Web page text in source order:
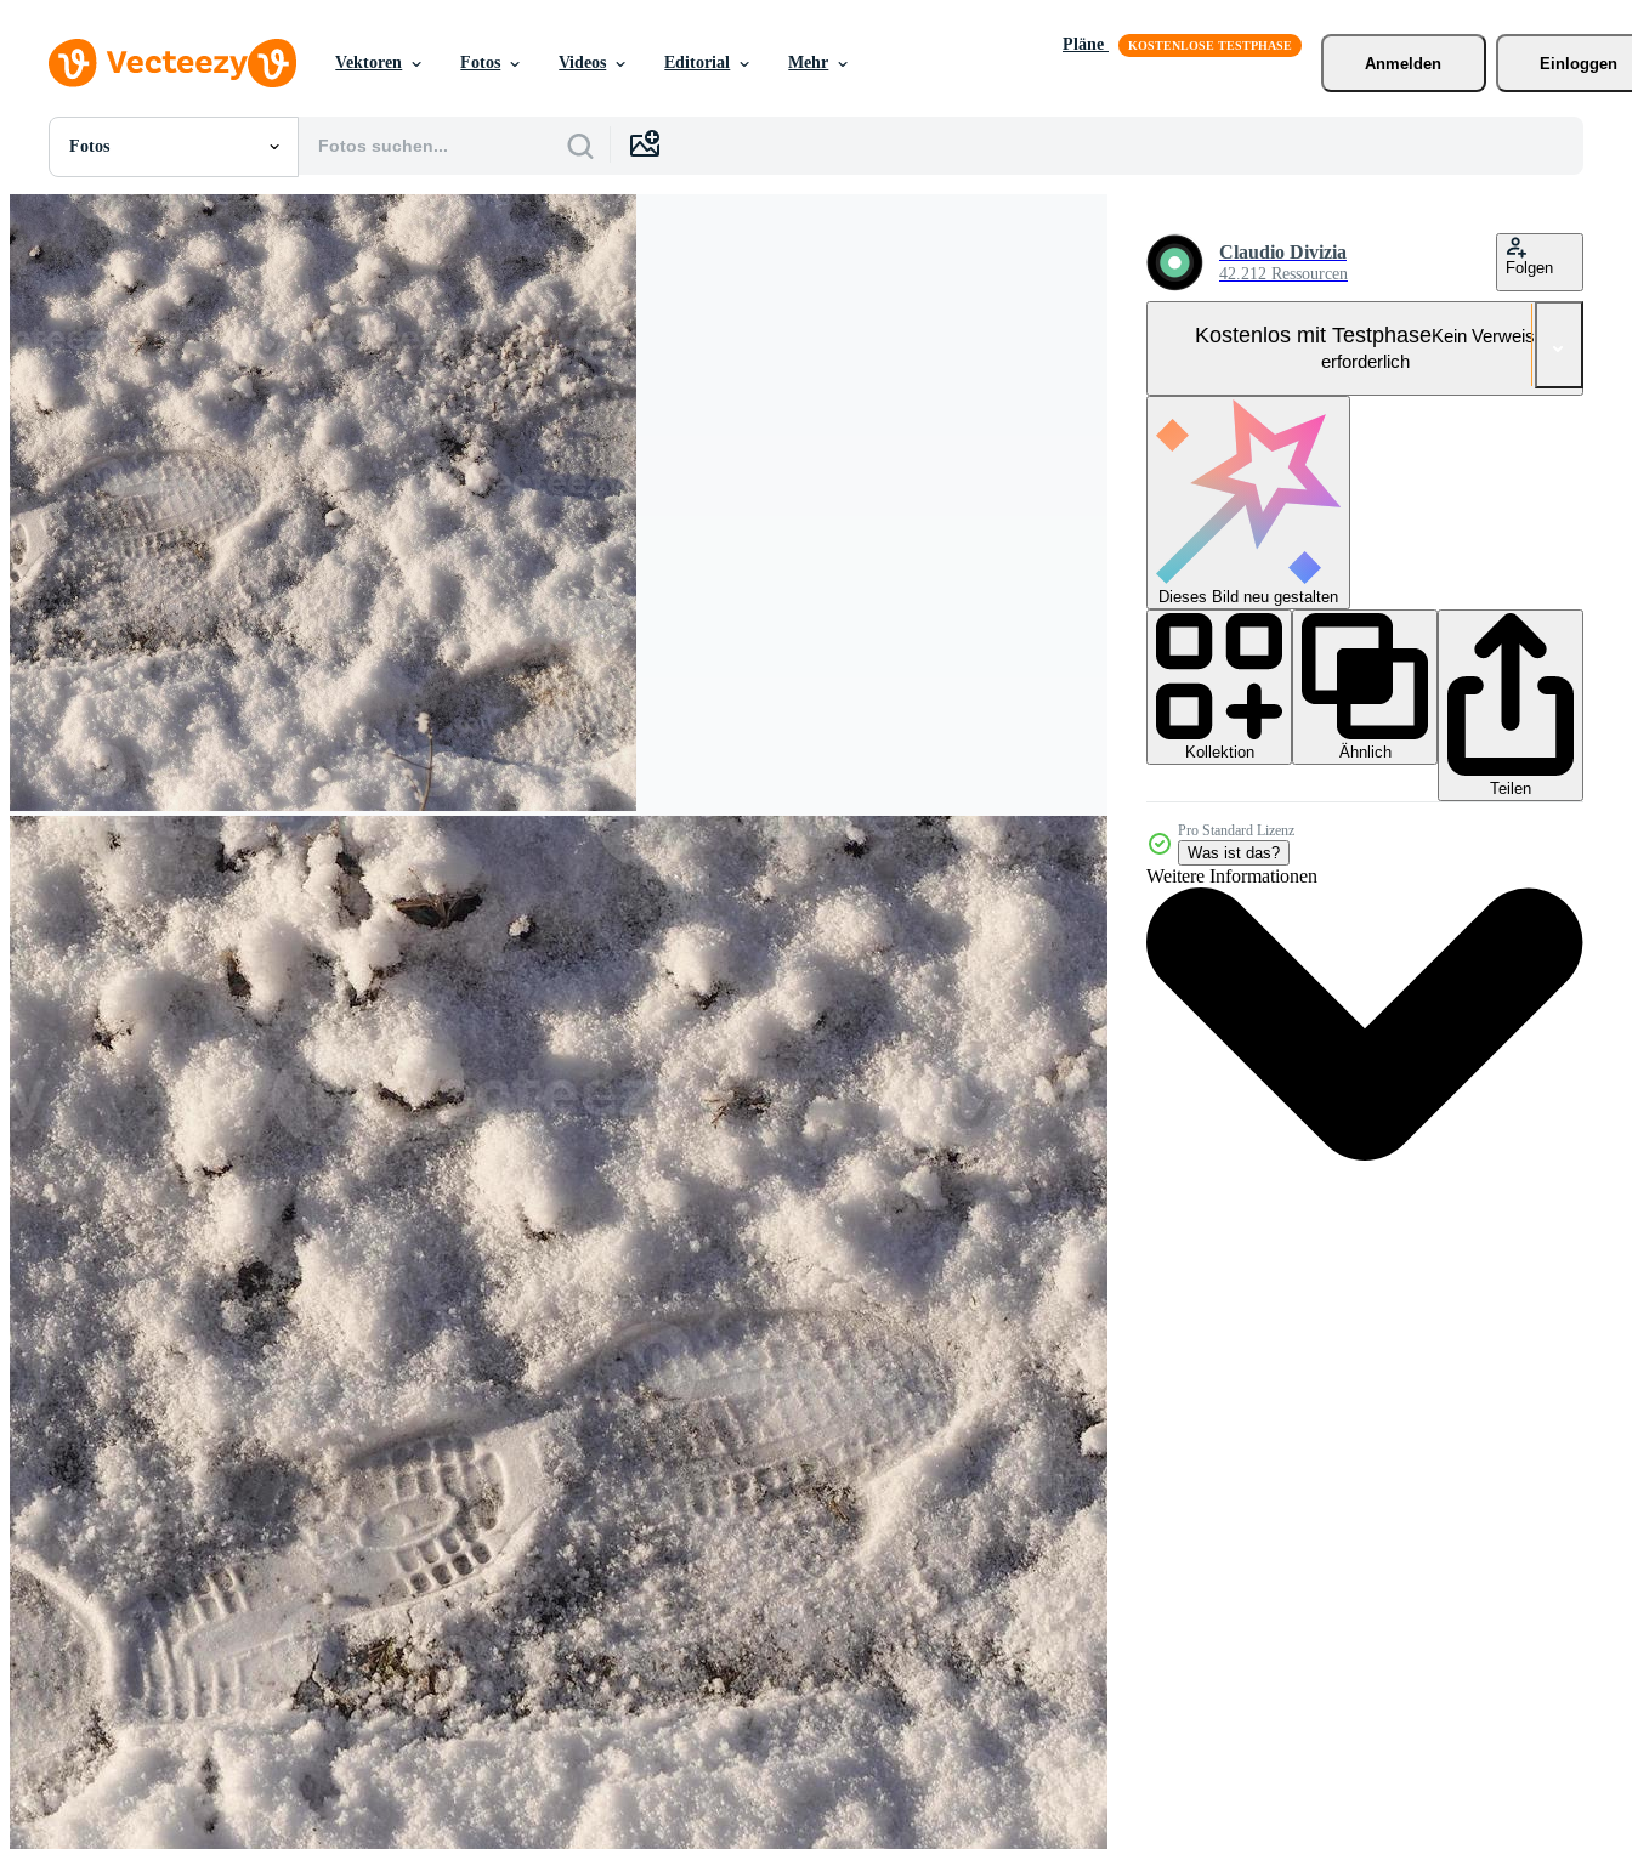
Vektoren Fotos Videos Editorial Mehr
Pläne
Anmelden
Einloggen
Fotos
Alle Bilder
Fotos
PNGs
PSDs
SVGs
Vorlagen
Vektoren
Videos
Motion Graphics
Redaktionelle Bilder
Redaktionelle Ereignisse
Claudio Divizia
42.212 Ressourcen Folgen
Kostenlos mit TestphaseKein Verweis
erforderlich
Dieses Bild neu gestalten
Kollektion
Ähnlich
Teilen
Pro Standard Lizenz
Was ist das?
Weitere Informationen